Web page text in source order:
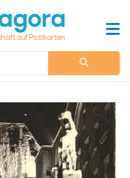
auf Postkarten